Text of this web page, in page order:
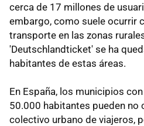
cerca de 17 millones de
embargo, como suele ocurrir
transporte en las zonas
'Deutschlandticket' se ha
habitantes de estas áreas.
En España, los municipios
50.000 habitantes pueden
colectivo urbano de viajeros,